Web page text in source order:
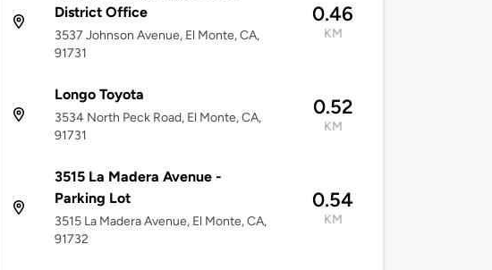
District Office
3537 Johnson Avenue, El Monte, CA,
91731
0.46
KM
Longo Toyota
3534 North Peck Road, El Monte, CA,
91731
0.52
KM
3515 La Madera Avenue -
Parking Lot
3515 La Madera Avenue, El Monte, CA,
91732
0.54
KM